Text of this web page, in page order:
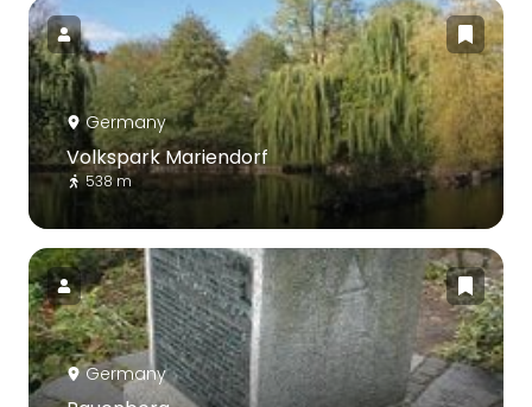
Germany
Volkspark Mariendorf
538 m
Germany